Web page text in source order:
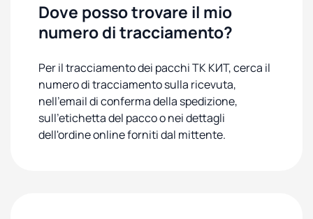
Dove posso trovare il mio
numero di tracciamento?
Per il tracciamento dei pacchi ТК КИТ, cerca il
numero di tracciamento sulla ricevuta,
nell'email di conferma della spedizione,
sull'etichetta del pacco o nei dettagli
dell'ordine online forniti dal mittente.